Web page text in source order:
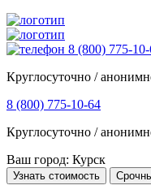
8 (800) 775-
Круглосуточно /
8 (800) 775-10-64
Круглосуточно /
Ваш город: Курск
Узнать стоимость